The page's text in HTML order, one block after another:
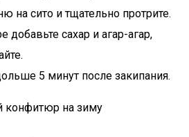
на сито и тщательно протрите.
добавьте сахар и агар-агар,
5 минут после закипания.
конфитюр на зиму